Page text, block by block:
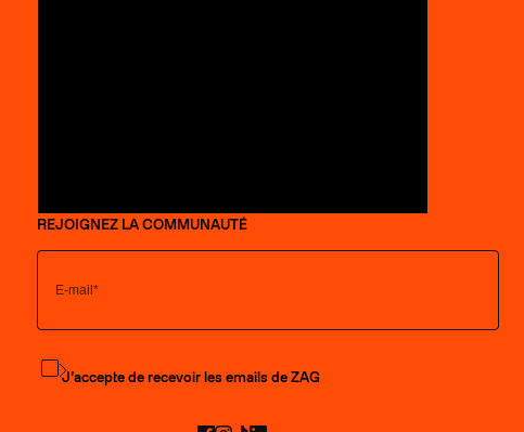
REJOIGNEZ LA COMMUNAUTÉ
S'abonner à la newsletter
J’accepte de recevoir les emails de ZAG